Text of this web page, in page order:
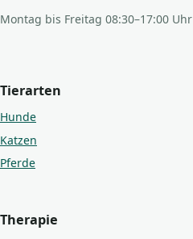
Montag bis Freitag 08:30–17:00 Uhr
Tierarten
Hunde
Katzen
Pferde
Therapie